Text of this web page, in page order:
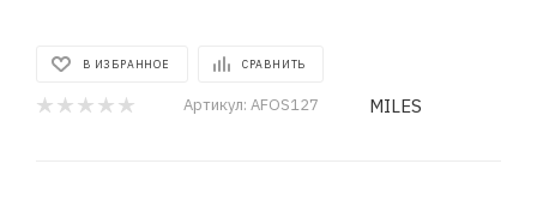
В ИЗБРАННОЕ СРАВНИТЬ
Артикул: AFOS127 MILES